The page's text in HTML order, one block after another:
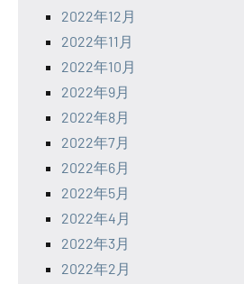
2022年12月
2022年11月
2022年10月
2022年9月
2022年8月
2022年7月
2022年6月
2022年5月
2022年4月
2022年3月
2022年2月